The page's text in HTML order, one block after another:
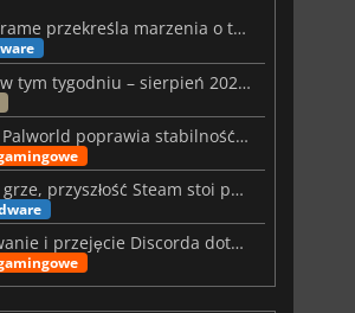
Wyciek ceny Steam Frame przekreśla marzenia o tanim zestawie VR
Premiery gier wideo w tym tygodniu – sierpień 2026 r. (32. tydzień)
Nowa aktualizacja w Palworld poprawia stabilność Sunreach i walk z bossami
Projekt Helix znów w grze, przyszłość Steam stoi pod znakiem zapytania
Złośliwe oprogramowanie i przejęcie Discorda dotknęły Meccha Chameleon